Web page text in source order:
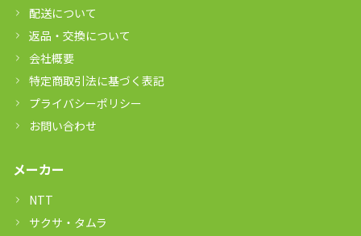
配送について
返品・交換について
会社概要
特定商取引法に基づく表記
プライバシーポリシー
お問い合わせ
メーカー
NTT
サクサ・タムラ